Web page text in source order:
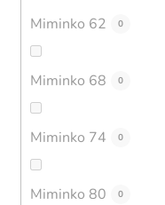
Miminko 62 0
Miminko 68 0
Miminko 74 0
Miminko 80 0